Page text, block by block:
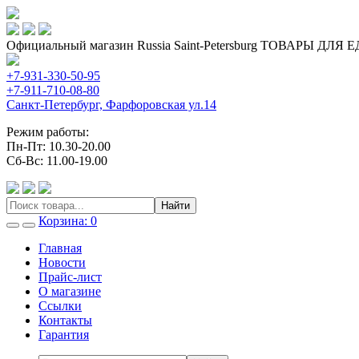
Официальный магазин Russia Saint-Petersburg ТОВАРЫ
+7-931-330-50-95
+7-911-710-08-80
Санкт-Петербург, Фарфоровская ул.14
Режим работы:
Пн-Пт: 10.30-20.00
Сб-Вс: 11.00-19.00
Найти
Корзина: 0
Главная
Новости
Прайс-лист
О магазине
Cсылки
Контакты
Гарантия